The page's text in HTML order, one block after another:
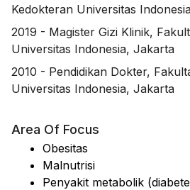
Kedokteran Universitas
2019 - Magister Gizi Klinik,
Universitas Indonesia, Jakarta
2010 - Pendidikan Dokter,
Universitas Indonesia, Jakarta
Area Of Focus
Obesitas
Malnutrisi
Penyakit metabolik